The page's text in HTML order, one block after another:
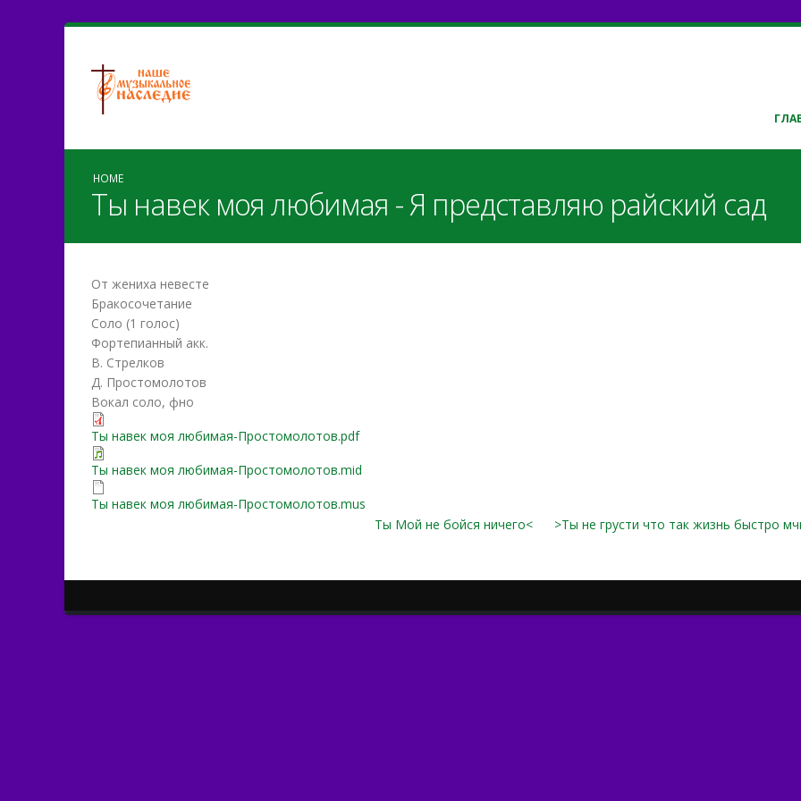
HOME
Ты навек моя любимая - Я представляю райский сад
От жениха невесте
Бракосочетание
Соло (1 голос)
Фортепианный акк.
В. Стрелков
Д. Простомолотов
Вокал соло, фно
Ты навек моя любимая-Простомолотов.pdf
Ты навек моя любимая-Простомолотов.mid
Ты навек моя любимая-Простомолотов.mus
Ты Мой не бойся ничего<
>Ты не грусти что так жизнь быстро